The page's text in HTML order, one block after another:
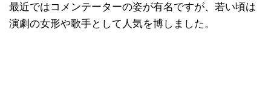
最近ではコメンテーターの姿が有名ですが、若い頃は
演劇の女形や歌手として人気を博しました。